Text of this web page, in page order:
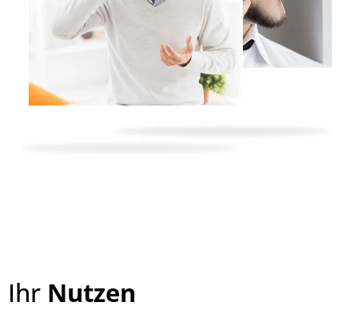
Ihr Nutzen